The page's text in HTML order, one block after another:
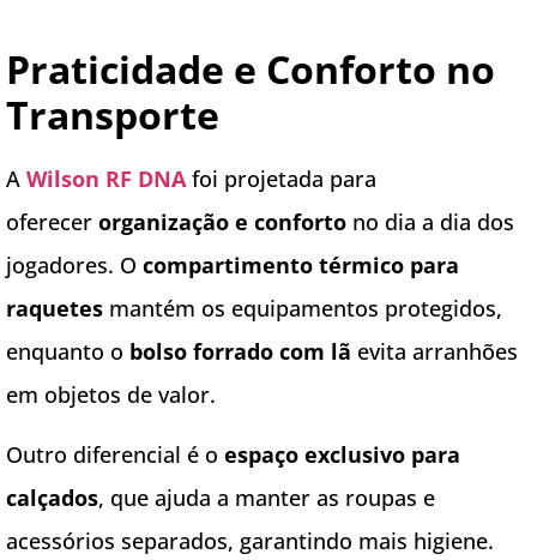
Praticidade e Conforto no
Transporte
A Wilson RF DNAfoi projetada para
oferecer organização e conforto no dia a dia dos
jogadores. O compartimento térmico para
raquetes mantém os equipamentos protegidos,
enquanto o bolso forrado com lã evita arranhões
em objetos de valor.
Outro diferencial é o espaço exclusivo para
calçados, que ajuda a manter as roupas e
acessórios separados, garantindo mais higiene.